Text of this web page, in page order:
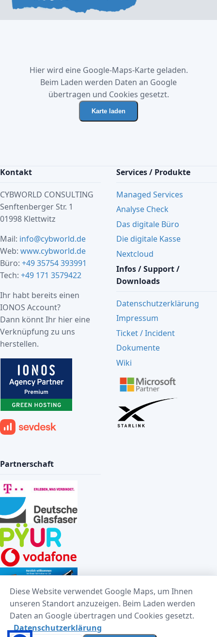
Hier wird eine Google-Maps-Karte geladen.
Beim Laden werden Daten an Google
übertragen und Cookies gesetzt.
Karte laden
Kontakt
CYBWORLD CONSULTING
Senftenberger Str. 1
01998 Klettwitz
Mail: info@cybworld.de
Web: www.cybworld.de
Büro: +49 35754 393991
Tech: +49 171 3579422
Ihr habt bereits einen
IONOS Account?
Dann könnt Ihr hier eine
Verknüpfung zu uns
herstellen.
Services / Produkte
Managed Services
Analyse Check
Das digitale Büro
Die digitale Kasse
Nextcloud
Infos / Support /
Downloads
Datenschutzerklärung
Impressum
Ticket / Incident
Dokumente
Wiki
Partnerschaft
Diese Website verwendet Google Maps, um Ihnen
unseren Standort anzuzeigen. Beim Laden werden
Daten an Google übertragen und Cookies gesetzt.
Datenschutzerklärung